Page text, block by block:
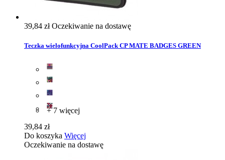
39,84 złOczekiwanie na dostawę
Teczka wielofunkcyjna CoolPack CP MATE BADGES GREEN
+ 7 więcej
39,84 zł
Do koszyka Więcej
Oczekiwanie na dostawę